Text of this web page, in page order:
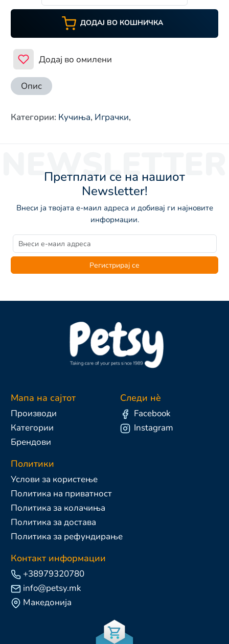
ДОДАЈ ВО КОШНИЧКА
Додај во омилени
Опис
Категории: Кучиња, Играчки,
NEWSLETTER
Претплати се на нашиот
Newsletter!
Внеси ја твојата е-маил адреса и добивај ги најновите
информации.
Регистрирај се
Мапа на сајтот
Производи
Категории
Брендови
Политики
Услови за користење
Политика на приватност
Политика за колачиња
Политика за достава
Политика за рефундирање
Контакт информации
+38979320780
info@petsy.mk
Македонија
Следи нè
Facebook
Instagram